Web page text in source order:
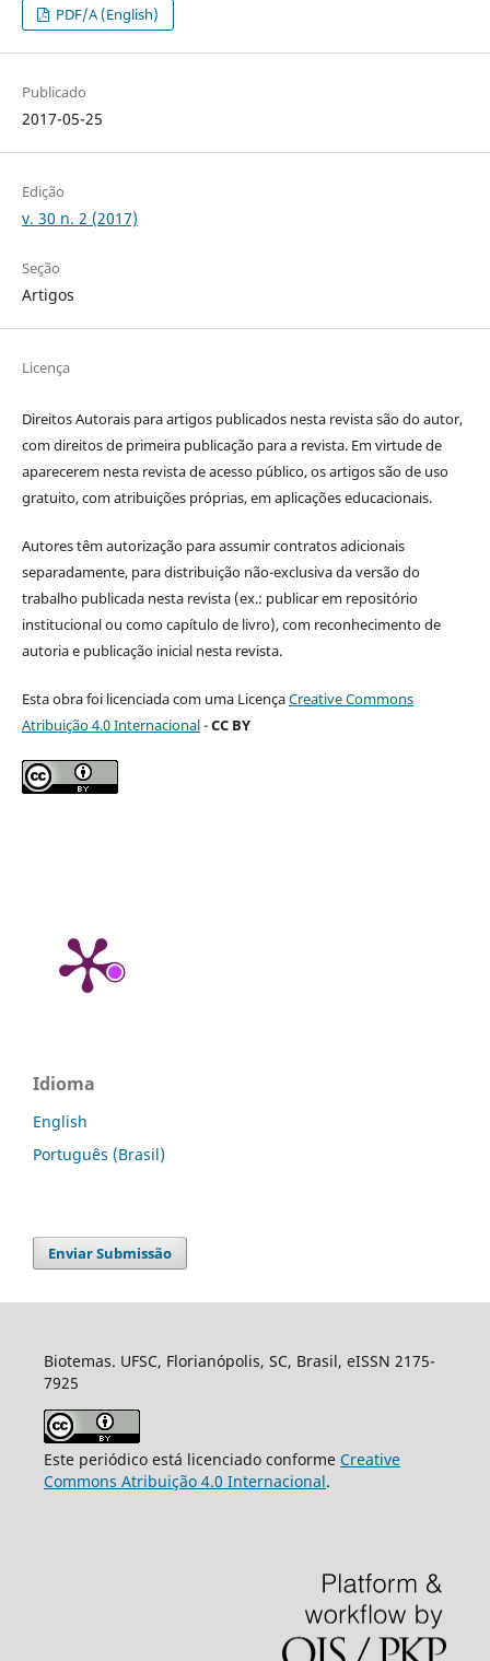
PDF/A (English)
Publicado
2017-05-25
Edição
v. 30 n. 2 (2017)
Seção
Artigos
Licença
Direitos Autorais para artigos publicados nesta revista são do autor,
com direitos de primeira publicação para a revista. Em virtude de
aparecerem nesta revista de acesso público, os artigos são de uso
gratuito, com atribuições próprias, em aplicações educacionais.
Autores têm autorização para assumir contratos adicionais
separadamente, para distribuição não-exclusiva da versão do
trabalho publicada nesta revista (ex.: publicar em repositório
institucional ou como capítulo de livro), com reconhecimento de
autoria e publicação inicial nesta revista.
Esta obra foi licenciada com uma LicençaCreative Commons
Atribuição 4.0 Internacional-CC BY
Idioma
English
Português (Brasil)
Enviar Submissão
Biotemas. UFSC, Florianópolis, SC, Brasil, eISSN 2175-
7925
Este periódico está licenciado conforme Creative
Commons Atribuição 4.0 Internacional.